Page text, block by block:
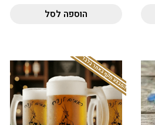
הוספה לסל
המבצע תקף באתר בלבד